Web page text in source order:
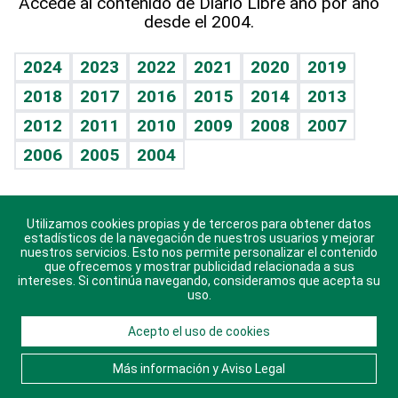
Vida y familia
Eñe
Celebrando la vida
Sin complejos
En pocas palabras
Escuchando al corazón
Economía Personal
TBT Deportivo
Guía del dinero
Horóscopos
Crucigramas
desde el 2004.
2024 2023 2022 2021 2020
2019
2018
2017 2016 2015 2014
2013
2012
2011 2010 2009 2008
2007
2006
2005 2004
Descarga nuestras aplicaciones para Android, iOS y
sistema Huawei.
© 2021 Diario Libre, todos los derechos reservados.
Consulta elAviso Legal. Ponte en Contacto
nosotros y conoce más sobre Diario Libre
Utilizamos cookies propias y de terceros para obtener datos
estadísticos de la navegación de nuestros usuarios y mejorar
nuestros servicios. Esto nos permite personalizar el contenido
que ofrecemos y mostrar publicidad relacionada a sus
intereses. Si continúa navegando, consideramos que acepta su
uso.
Acepto el uso de cookies
Más información y Aviso Legal